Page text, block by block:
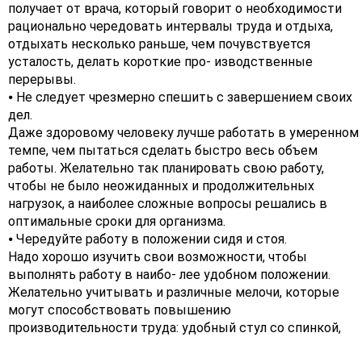
получает от врача, который говорит о необходимости
рационально чередовать интервалы труда и отдыха,
отдыхать несколько раньше, чем почувствуется
усталость, делать короткие про- изводственные
перерывы.
⦁ Не следует чрезмерно спешить с завершением своих
дел.
Даже здоровому человеку лучше работать в умеренном
темпе, чем пытаться сделать быстро весь объем
работы. Желательно так планировать свою работу,
чтобы не было неожиданных и продолжительных
нагрузок, а наиболее сложные вопросы решались в
оптимальные сроки для организма.
⦁ Чередуйте работу в положении сидя и стоя.
Надо хорошо изучить свои возможности, чтобы
выполнять работу в наибо- лее удобном положении.
Желательно учитывать и различные мелочи, которые
могут способствовать повышению
производительности труда: удобный стул со спинкой,